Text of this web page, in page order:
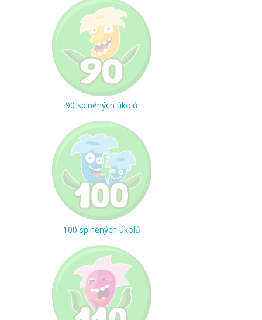
90 splněných úkolů
100 splněných úkolů